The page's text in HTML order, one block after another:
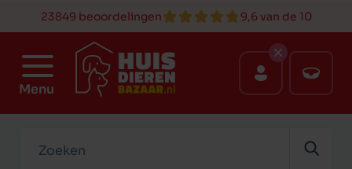
23849 beoordelingen 9,6 van de 10
Menu